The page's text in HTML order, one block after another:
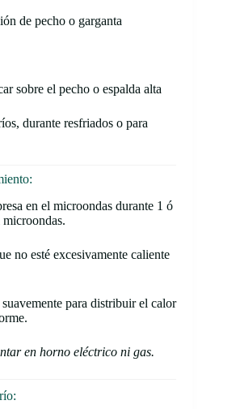
de pecho o garganta
sobre el pecho o espalda alta
durante resfriados o para
en el microondas durante 1 ó
no esté excesivamente caliente
para distribuir el calor
en horno eléctrico ni gas.